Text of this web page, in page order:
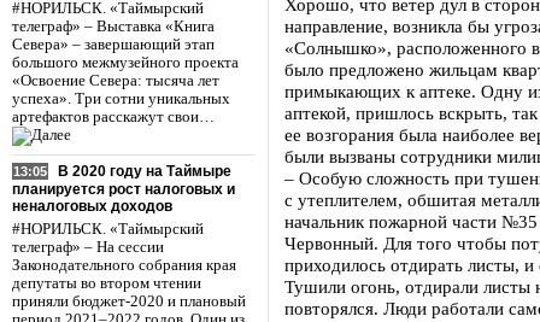
#НОРИЛЬСК. «Таймырский
телеграф» – Выставка «Книга
Севера» – завершающий этап
большого межмузейного проекта
«Освоение Севера: тысяча лет
успеха». Три сотни уникальных
артефактов расскажут свои…
13:05
В 2020 году на Таймыре
планируется рост налоговых и
неналоговых доходов
#НОРИЛЬСК. «Таймырский
телеграф» – На сессии
Законодательного собрания края
депутаты во втором чтении
приняли бюджет-2020 и плановый
Хорошо, что ветер дул в
направление, возникла бы
«Солнышко», расположенного
было предложено жильцам
примыкающих к аптеке. Одну
аптекой, пришлось вскрыть,
ее возгорания была наиболее
были вызваны сотрудники
– Особую сложность при
с утеплителем, обшитая
начальник пожарной части
Червонный. Для того чтобы
приходилось отдирать листы, и
Тушили огонь, отдирали листы
повторялся. Люди работали